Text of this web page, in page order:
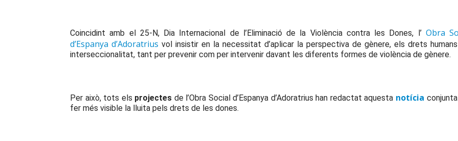
Coincidint amb el 25-N, Dia Internacional de l’Eliminació de la Violència contra les Dones, l’Obra
d’Espanya d’Adoratrius vol insistir en la necessitat d’aplicar la perspectiva de gènere, els drets
interseccionalitat, tant per prevenir com per intervenir davant les diferents formes de violència de gènere.
Per això, tots els projectes de l’Obra Social d’Espanya d’Adoratrius han redactat aquesta notícia
fer més visible la lluita pels drets de les dones.